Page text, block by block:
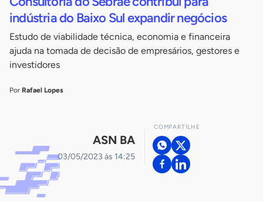
indústria do Baixo Sul expandir negócios
Estudo de viabilidade técnica, economia e financeira
ajuda na tomada de decisão de empresários, gestores e
investidores
Por Rafael Lopes
ASN BA
03/05/2023 às 14:25
COMPARTILHE